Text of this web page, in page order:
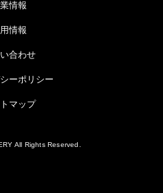
情報
情報
合わせ
ーポリシー
マップ
All Rights Reserved.